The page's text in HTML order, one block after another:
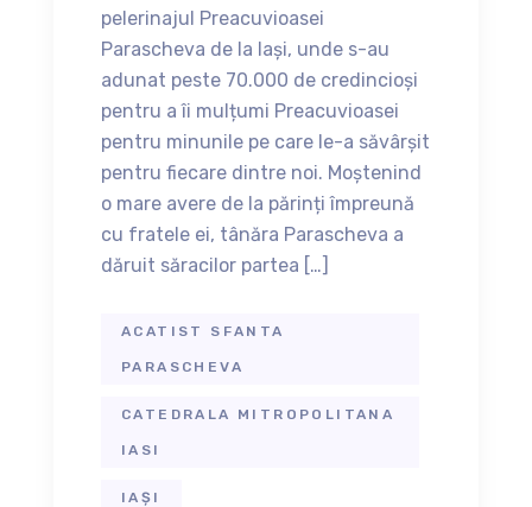
pelerinajul Preacuvioasei
Parascheva de la Iași, unde s-au
adunat peste 70.000 de credincioși
pentru a îi mulțumi Preacuvioasei
pentru minunile pe care le-a săvârșit
pentru fiecare dintre noi. Moștenind
o mare avere de la părinți îm­preună
cu fratele ei, tânăra Parascheva a
dă­ruit săracilor partea […]
ACATIST SFANTA
PARASCHEVA
CATEDRALA MITROPOLITANA
IASI
IAȘI